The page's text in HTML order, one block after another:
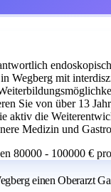
Wegberg mit
Sie von über 13
aktiv die
Medizin und
80000 - 100000 €
einen Oberarzt